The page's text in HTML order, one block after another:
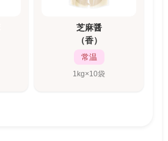
芝麻醤
（香）
常温
1kg×10袋